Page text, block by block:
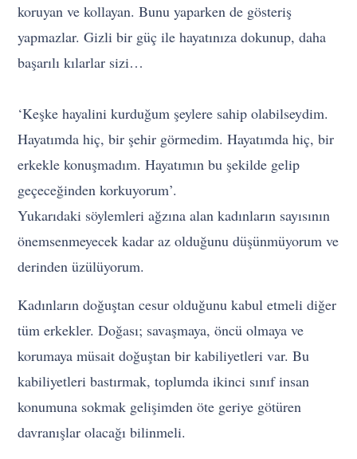
koruyan ve kollayan. Bunu yaparken de gösteriş
yapmazlar. Gizli bir güç ile hayatınıza dokunup, daha
başarılı kılarlar sizi…
‘Keşke hayalini kurduğum şeylere sahip olabilseydim.
Hayatımda hiç, bir şehir görmedim. Hayatımda hiç, bir
erkekle konuşmadım. Hayatımın bu şekilde gelip
geçeceğinden korkuyorum’.
Yukarıdaki söylemleri ağzına alan kadınların sayısının
önemsenmeyecek kadar az olduğunu düşünmüyorum ve
derinden üzülüyorum.
Kadınların doğuştan cesur olduğunu kabul etmeli diğer
tüm erkekler. Doğası; savaşmaya, öncü olmaya ve
korumaya müsait doğuştan bir kabiliyetleri var. Bu
kabiliyetleri bastırmak, toplumda ikinci sınıf insan
konumuna sokmak gelişimden öte geriye götüren
davranışlar olacağı bilinmeli.